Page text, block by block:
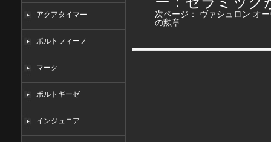
アクアタイマー
ポルトフィーノ
マーク
ポルトギーゼ
インジュニア
次ページ： ヴァシュロン オ
の勲章